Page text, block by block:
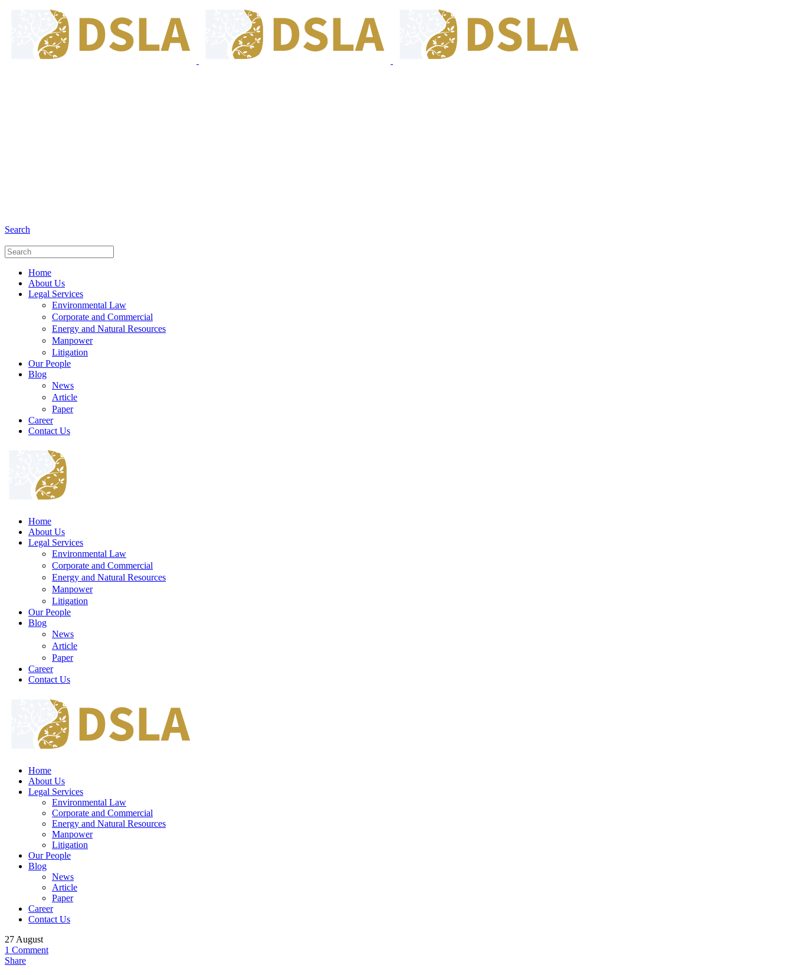
Search
Home
About Us
Legal Services
Environmental Law
Corporate and Commercial
Energy and Natural Resources
Manpower
Litigation
Our People
Blog
News
Article
Paper
Career
Contact Us
Home
About Us
Legal Services
Environmental Law
Corporate and Commercial
Energy and Natural Resources
Manpower
Litigation
Our People
Blog
News
Article
Paper
Career
Contact Us
Home
About Us
Legal Services
Environmental Law
Corporate and Commercial
Energy and Natural Resources
Manpower
Litigation
Our People
Blog
News
Article
Paper
Career
Contact Us
27 August
1 Comment
Share